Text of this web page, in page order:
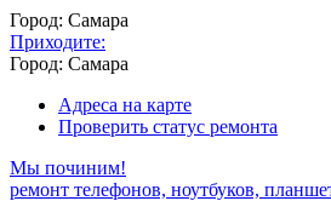
Город: Самара
Приходите:
Город: Самара
Адреса на карте
Проверить статус ремонта
Мы починим!
ремонт телефонов, ноутбуков,